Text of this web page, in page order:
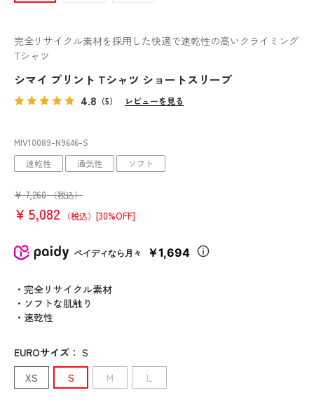
完全リサイクル素材を採用した快適で速乾性の高いクライミング
Tシャツ
シマイ プリント Tシャツ ショートスリーブ
4.8 （5） レビューを見る
MIV10089-N9646-S
速乾性 通気性 ソフト
¥ 7,260 （税込）
¥ 5,082 （税込） [30%OFF]
ペイディなら月々 ￥1,694
・完全リサイクル素材
・ソフトな肌触り
・速乾性
EUROサイズ ： S
XS
S M L